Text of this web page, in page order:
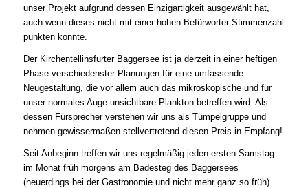
unser Projekt aufgrund dessen Einzigartigkeit ausgewählt hat,
auch wenn dieses nicht mit einer hohen Befürworter-Stimmenzahl
punkten konnte.
Der Kirchentellinsfurter Baggersee ist ja derzeit in einer heftigen
Phase verschiedenster Planungen für eine umfassende
Neugestaltung, die vor allem auch das mikroskopische und für
unser normales Auge unsichtbare Plankton betreffen wird. Als
dessen Fürsprecher verstehen wir uns als Tümpelgruppe und
nehmen gewissermaßen stellvertretend diesen Preis in Empfang!
Seit Anbeginn treffen wir uns regelmäßig jeden ersten Samstag
im Monat früh morgens am Badesteg des Baggersees
(neuerdings bei der Gastronomie und nicht mehr ganz so früh)